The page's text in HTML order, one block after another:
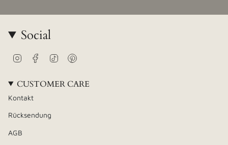
Social
InstagramFacebook
TikTok
CUSTOMER CARE
Kontakt
Rücksendung
AGB